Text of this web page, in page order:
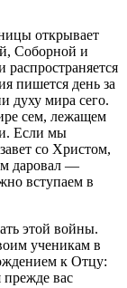
открывает
Соборной и
распространяется
пишется день за
духу мира сего.
сем, лежащем
Если мы
со Христом,
даровал —
вступаем в
этой войны.
ученикам в
к Отцу:
прежде вас